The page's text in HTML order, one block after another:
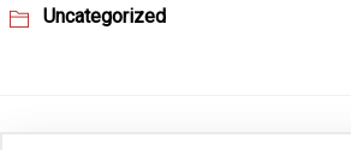
Uncategorized